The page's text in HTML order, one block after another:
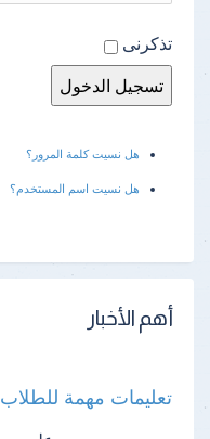
تذكرنى
هل نسيت كلمة المرور؟
هل نسيت اسم المستخدم؟
أهم الأخبار
تعليمات مهمة للطلاب